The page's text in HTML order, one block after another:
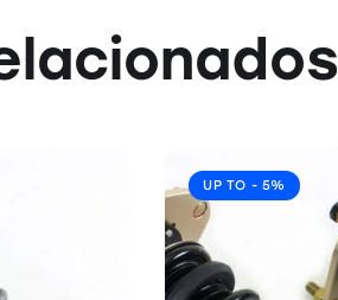
UP TO - 5%